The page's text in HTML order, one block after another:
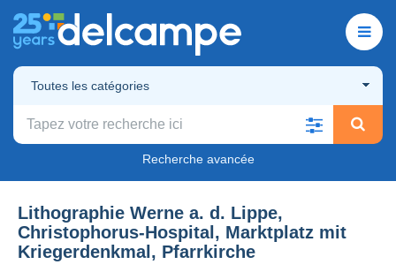
Toutes les catégories
Recherche avancée
Lithographie Werne a. d. Lippe,
Christophorus-Hospital, Marktplatz mit
Kriegerdenkmal, Pfarrkirche